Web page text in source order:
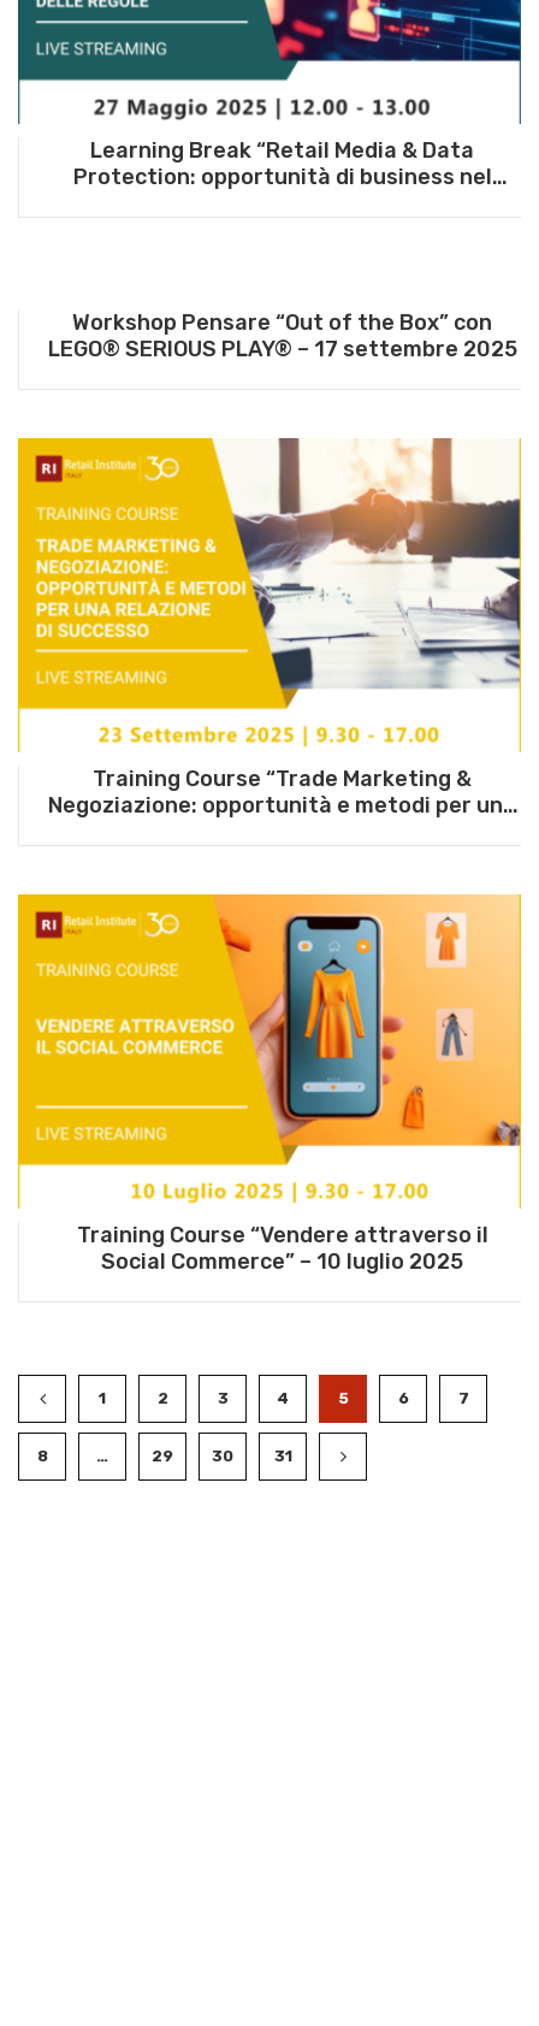
Learning Break “Retail Media & Data
Protection: opportunità di business nel
Workshop Pensare “Out of the Box” con
LEGO® SERIOUS PLAY® – 17 settembre 2025
Training Course “Trade Marketing &
Negoziazione: opportunità e metodi per una
Training Course “Vendere attraverso il
Social Commerce” – 10 luglio 2025
1 2 3 4 5 6 7
8 … 29 30 31